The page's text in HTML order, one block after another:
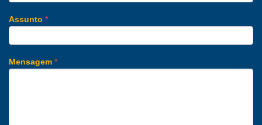
Assunto *
Mensagem *